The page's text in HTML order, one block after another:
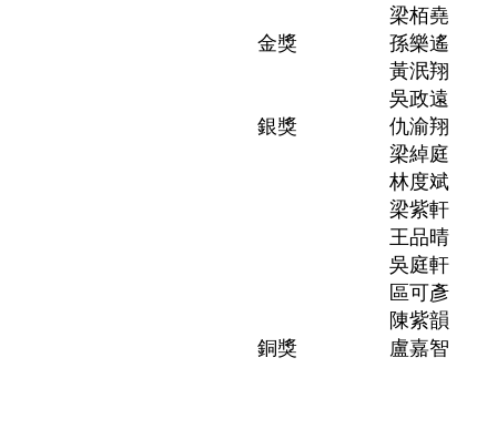
金獎
銀獎
銅獎
梁栢堯
孫樂遙
黃泯翔
吳政遠
仇渝翔
梁綽庭
林度斌
梁紫軒
王品晴
吳庭軒
區可彥
陳紫韻
盧嘉智